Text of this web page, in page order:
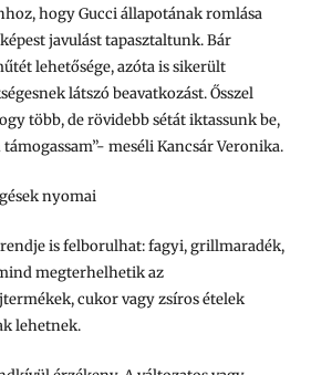
hogy Gucci állapotának romlása
javulást tapasztaltunk. Bár
lehetősége, azóta is sikerült
látszó beavatkozást. Ősszel
több, de rövidebb sétát iktassunk be,
meséli Kancsár Veronika.
nyomai
is felborulhat: fagyi, grillmaradék,
megterhelhetik az
cukor vagy zsíros ételek
lehetnek.